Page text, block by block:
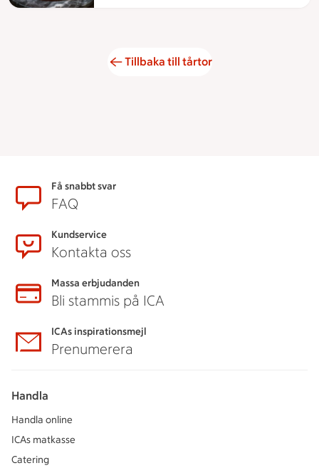
Tillbaka till tårtor
SidfotFå snabbt svar
FAQ
Kundservice
Kontakta oss
Massa erbjudanden
Bli stammis på ICA
ICAs inspirationsmejl
Prenumerera
Handla
Handla online
ICAs matkasse
Catering